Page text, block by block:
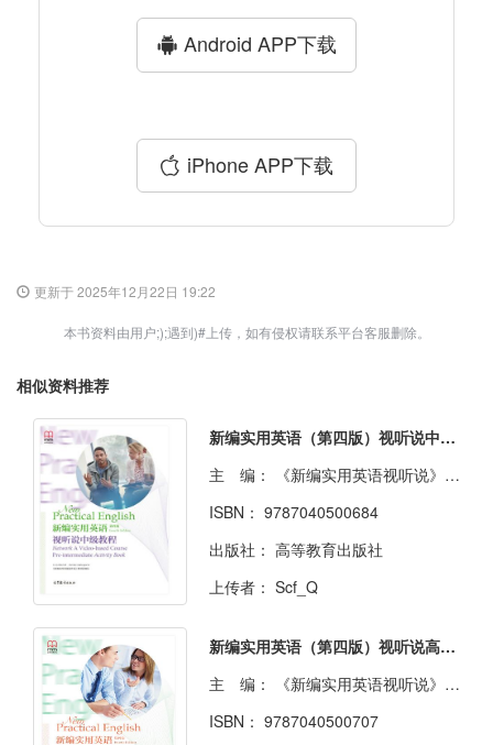
Android APP下载
iPhone APP下载
更新于 2025年12月22日 19:22
本书资料由用户;);遇到)#上传，如有侵权请联系平台客服删除。
相似资料推荐
新编实用英语（第四版）视听说中级教程
主 编：
《新编实用英语视听说》教材改编组
ISBN： 9787040500684
出版社： 高等教育出版社
上传者： Scf_Q
新编实用英语（第四版）视听说高级教程
主 编：
《新编实用英语视听说》教材改编组
ISBN： 9787040500707